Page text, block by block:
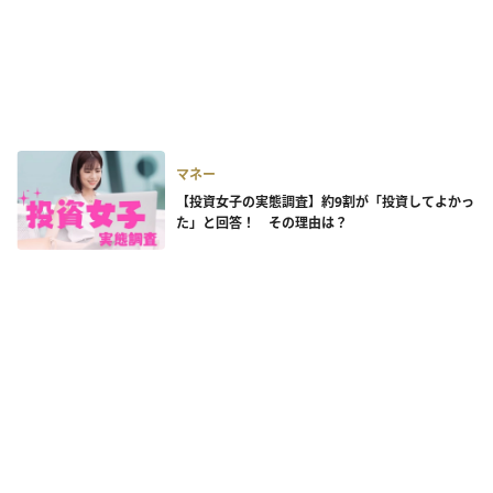
マネー
【投資女子の実態調査】約9割が「投資してよかっ
た」と回答！ その理由は？